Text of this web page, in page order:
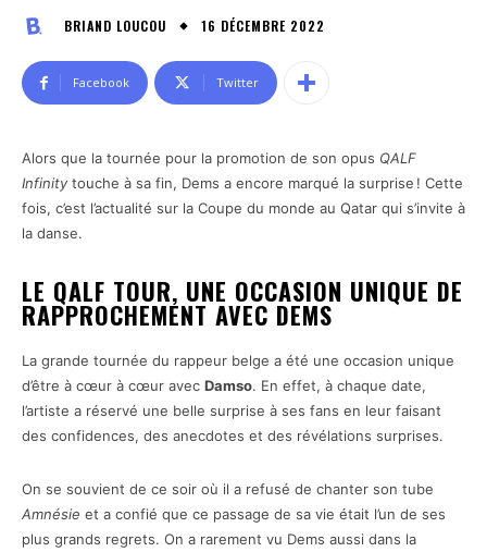
BRIAND LOUCOU 16 DÉCEMBRE 2022
Facebook Twitter
Alors que la tournée pour la promotion de son opus QALF
Infinity touche à sa fin, Dems a encore marqué la surprise ! Cette
fois, c’est l’actualité sur la Coupe du monde au Qatar qui s’invite à
la danse.
LE QALF TOUR, UNE OCCASION UNIQUE DE
RAPPROCHEMENT AVEC DEMS
La grande tournée du rappeur belge a été une occasion unique
d’être à cœur à cœur avec Damso. En effet, à chaque date,
l’artiste a réservé une belle surprise à ses fans en leur faisant
des confidences, des anecdotes et des révélations surprises.
On se souvient de ce soir où il a refusé de chanter son tube
Amnésie et a confié que ce passage de sa vie était l’un de ses
plus grands regrets. On a rarement vu Dems aussi dans la